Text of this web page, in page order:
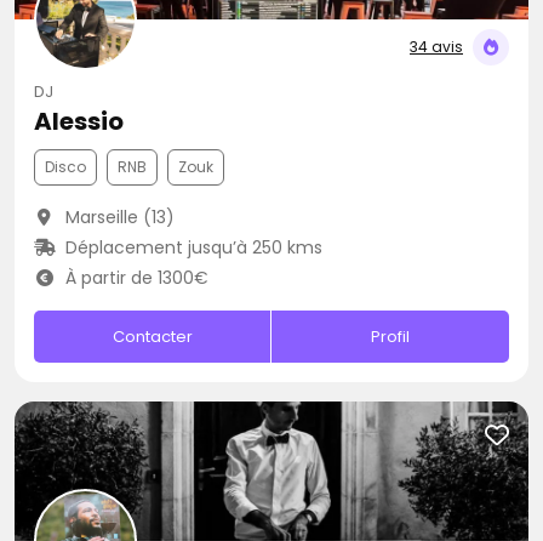
34 avis
DJ
Alessio
Disco RNB Zouk
Marseille (13)
Déplacement jusqu’à 250 kms
À partir de 1300€
Contacter Profil